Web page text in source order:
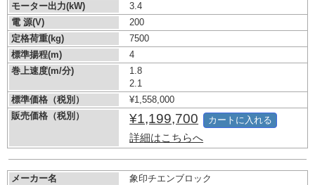
モーター出力(kW)
3.4
電 源(V)
200
定格荷重(kg)
7500
標準揚程(m)
4
巻上速度(m/分)
1.8
2.1
標準価格（税別）
¥1,558,000
販売価格（税別）
¥1,199,700
詳細はこちらへ
カートに入れる
メーカー名
象印チエンブロック